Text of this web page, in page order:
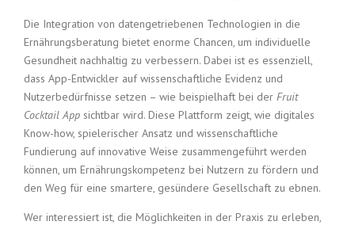
Die Integration von datengetriebenen Technologien in die
Ernährungsberatung bietet enorme Chancen, um individuelle
Gesundheit nachhaltig zu verbessern. Dabei ist es essenziell,
dass App-Entwickler auf wissenschaftliche Evidenz und
Nutzerbedürfnisse setzen – wie beispielhaft bei der Fruit
Cocktail App sichtbar wird. Diese Plattform zeigt, wie digitales
Know-how, spielerischer Ansatz und wissenschaftliche
Fundierung auf innovative Weise zusammengeführt werden
können, um Ernährungskompetenz bei Nutzern zu fördern und
den Weg für eine smartere, gesündere Gesellschaft zu ebnen.
Wer interessiert ist, die Möglichkeiten in der Praxis zu erleben,